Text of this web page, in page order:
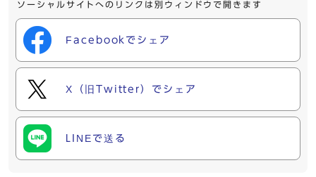
ソーシャルサイトへのリンクは別ウィンドウで開きます
Facebookでシェア
X（旧Twitter）でシェア
LINEで送る